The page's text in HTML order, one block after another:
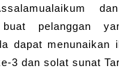
buat pelanggan
dapat menunaikan
3 dan solat sunat